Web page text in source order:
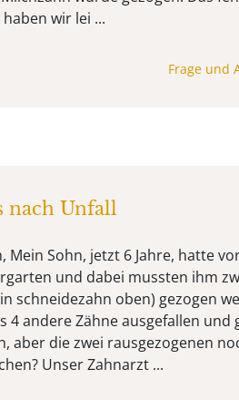
wir lei ...
Frage und
nach Unfall
Mein Sohn, jetzt 6 Jahre, hatte
und dabei mussten ihm
schneidezahn oben) gezogen
4 andere Zähne ausgefallen und
aber die zwei rausgezogenen
Unser Zahnarzt ...